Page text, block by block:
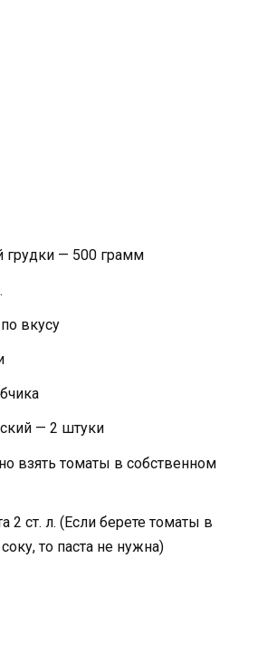
грудки — 500 грамм
вкусу
— 2 штуки
взять томаты в собственном
2 ст. л. (Если берете томаты в
то паста не нужна)